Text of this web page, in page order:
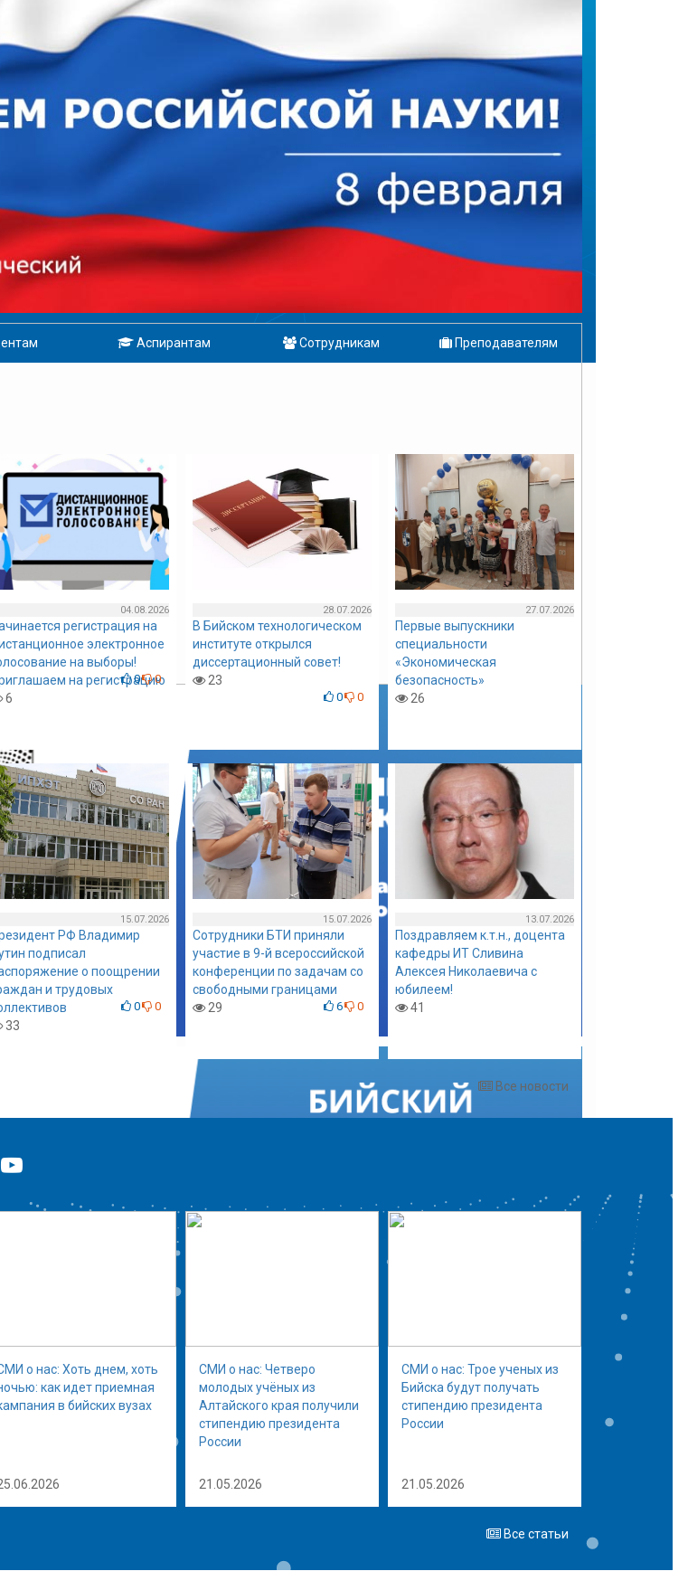
Аспирантам Сотрудникам Преподавателям
04.08.2026
регистрация на
электронное
на выборы!
на регистрацию
6
28.07.2026
В Бийском технологическом
институте открылся
диссертационный совет!
0 0 23
27.07.2026
Первые выпускники
специальности
«Экономическая
безопасность»
0 0 26
15.07.2026
РФ Владимир
подписал
о поощрении
и трудовых
33
15.07.2026
Сотрудники БТИ приняли
участие в 9-й всероссийской
конференции по задачам со
свободными границами
0 0 29
13.07.2026
Поздравляем к.т.н., доцента
кафедры ИТ Сливина
Алексея Николаевича с
юбилеем!
6 0 41
Все новости
о нас: Хоть днем, хоть
как идет приемная
в бийских вузах
СМИ о нас: Четверо
молодых учёных из
Алтайского края получили
стипендию президента
России
21.05.2026
СМИ о нас: Трое ученых из
Бийска будут получать
стипендию президента
России
21.05.2026
Все статьи